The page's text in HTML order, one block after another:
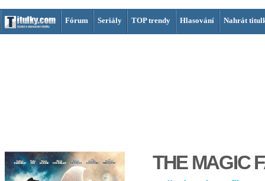
Fórum Seriály TOP trendy Hlasování Nahrát
THE MAGIC